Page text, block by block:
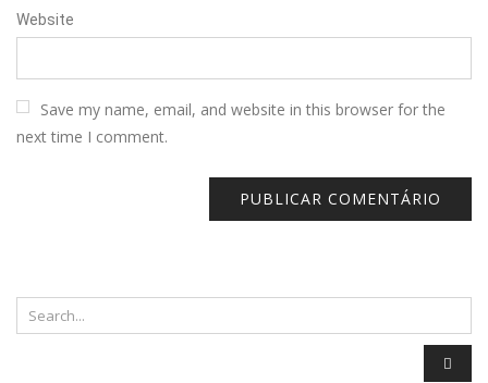
Website
Save my name, email, and website in this browser for the
next time I comment.